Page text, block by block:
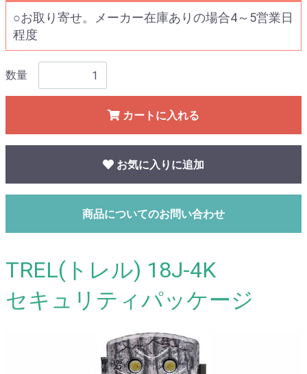
○お取り寄せ。メーカー在庫ありの場合4～5営業日
程度
数量
カートに入れる
お気に入りに追加
商品についてのお問い合わせ
TREL(トレル) 18J-4K
セキュリティパッケージ